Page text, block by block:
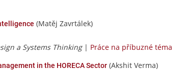
(Matěj Zavrtálek)
a Systems Thinking| Práce na příbuzné téma
in the HORECA Sector (Akshit Verma)